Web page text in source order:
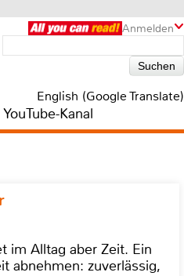
Anmelden
English (Google Translate)
YouTube-Kanal
im Alltag aber Zeit. Ein
abnehmen: zuverlässig,